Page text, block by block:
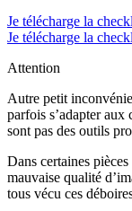
Je télécharge la
Je télécharge la
Attention
Autre petit
parfois s’adapter aux
sont pas des outils
Dans certaines
mauvaise qualité
tous vécu ces